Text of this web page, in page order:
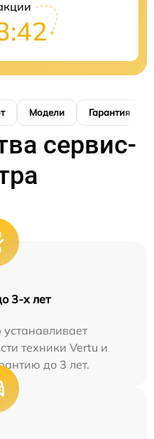
Модели Гарантия
сервис-
3-х лет
техники Vertu и
до 3 лет.